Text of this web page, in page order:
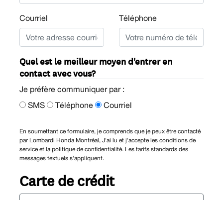
Courriel Téléphone
Quel est le meilleur moyen d'entrer en
contact avec vous?
Je préfère communiquer par :
SMS
Téléphone Courriel
En soumettant ce formulaire, je comprends que je peux être contacté
par Lombardi Honda Montréal, J'ai lu et j'accepte les conditions de
service et la politique de confidentialité. Les tarifs standards des
messages textuels s'appliquent.
Carte de crédit